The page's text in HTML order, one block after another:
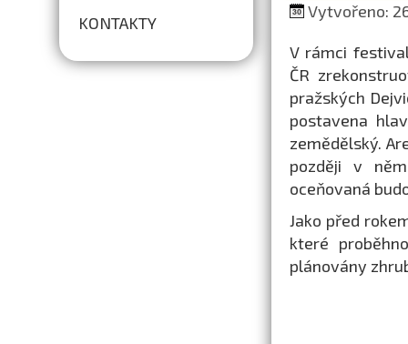
KONTAKTY
Vytvořeno:
V rámci
ČR
pražských
postavena
zemědělský.
později v
oceňovaná
Jako před
které
plánovány